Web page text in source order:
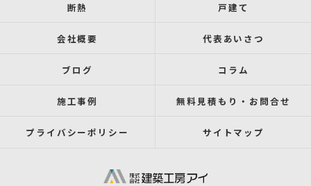
断熱 戸建て
会社概要 代表あいさつ
ブログ コラム
施工事例 無料見積もり・お問合せ
プライバシーポリシー サイトマップ